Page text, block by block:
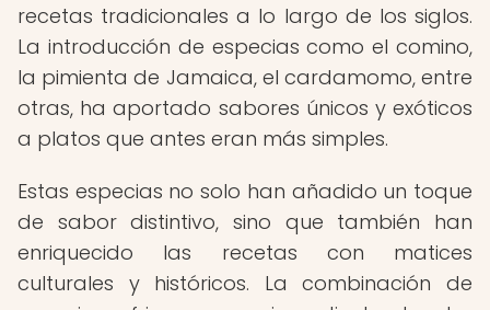
recetas tradicionales a lo largo de los siglos.
La introducción de especias como el comino,
la pimienta de Jamaica, el cardamomo, entre
otras, ha aportado sabores únicos y exóticos
a platos que antes eran más simples.
Estas especias no solo han añadido un toque
de sabor distintivo, sino que también han
enriquecido las recetas con matices
culturales y históricos. La combinación de